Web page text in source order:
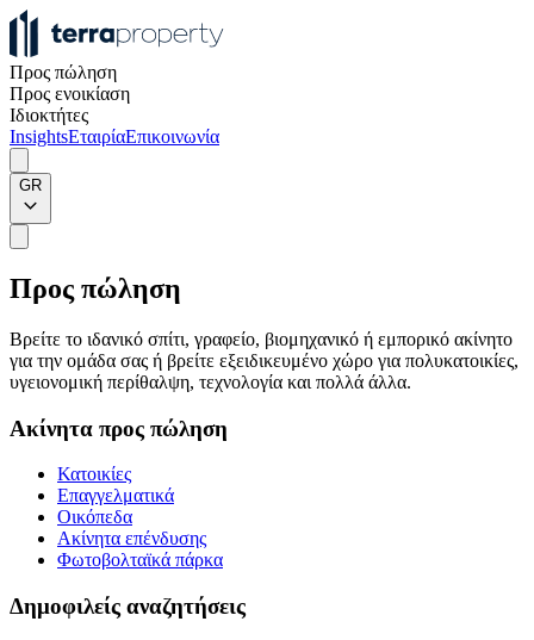
Προς πώληση
Προς ενοικίαση
Ιδιοκτήτες
InsightsΕταιρίαΕπικοινωνία
GR
Προς πώληση
Βρείτε το ιδανικό σπίτι, γραφείο, βιομηχανικό ή εμπορικό ακίνητο
για την ομάδα σας ή βρείτε εξειδικευμένο χώρο για πολυκατοικίες,
υγειονομική περίθαλψη, τεχνολογία και πολλά άλλα.
Ακίνητα προς πώληση
Κατοικίες
Επαγγελματικά
Οικόπεδα
Ακίνητα επένδυσης
Φωτοβολταϊκά πάρκα
Δημοφιλείς αναζητήσεις